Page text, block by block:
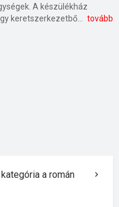
a román
A készülékház
tovább